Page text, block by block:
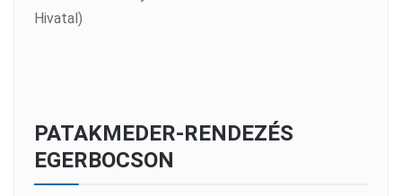
Hivatal)
PATAKMEDER-RENDEZÉS
EGERBOCSON